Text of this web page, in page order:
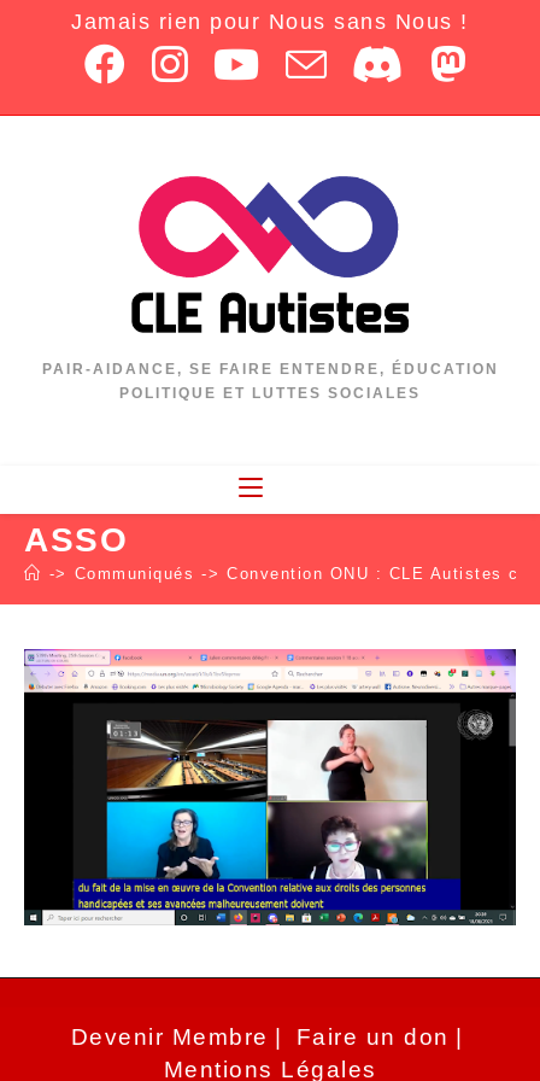
Jamais rien pour Nous sans Nous !
PAIR-AIDANCE, SE FAIRE ENTENDRE, ÉDUCATION
POLITIQUE ET LUTTES SOCIALES
ASSO
-> Communiqués -> Convention ONU : CLE Autistes
Devenir Membre
Faire un don
Mentions Légales